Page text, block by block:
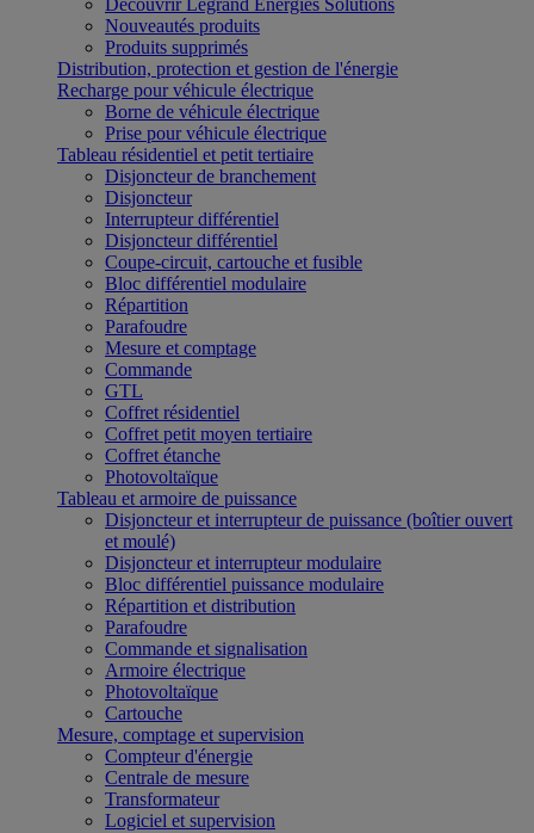
Découvrir Legrand Energies Solutions
Nouveautés produits
Produits supprimés
Distribution, protection et gestion de l'énergie
Recharge pour véhicule électrique
Borne de véhicule électrique
Prise pour véhicule électrique
Tableau résidentiel et petit tertiaire
Disjoncteur de branchement
Disjoncteur
Interrupteur différentiel
Disjoncteur différentiel
Coupe-circuit, cartouche et fusible
Bloc différentiel modulaire
Répartition
Parafoudre
Mesure et comptage
Commande
GTL
Coffret résidentiel
Coffret petit moyen tertiaire
Coffret étanche
Photovoltaïque
Tableau et armoire de puissance
Disjoncteur et interrupteur de puissance (boîtier ouvert
et moulé)
Disjoncteur et interrupteur modulaire
Bloc différentiel puissance modulaire
Répartition et distribution
Parafoudre
Commande et signalisation
Armoire électrique
Photovoltaïque
Cartouche
Mesure, comptage et supervision
Compteur d'énergie
Centrale de mesure
Transformateur
Logiciel et supervision